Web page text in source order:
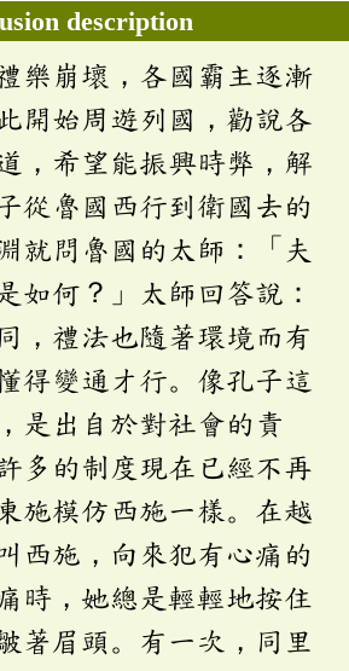
description
樂崩壞，各國霸主逐漸
開始周遊列國，勸說各
，希望能振興時弊，解
從魯國西行到衛國去的
就問魯國的太師：「夫
如何？」太師回答說：
，禮法也隨著環境而有
得變通才行。像孔子這
是出自於對社會的責
多的制度現在已經不再
施模仿西施一樣。在越
西施，向來犯有心痛的
時，她總是輕輕地按住
著眉頭。有一次，同里